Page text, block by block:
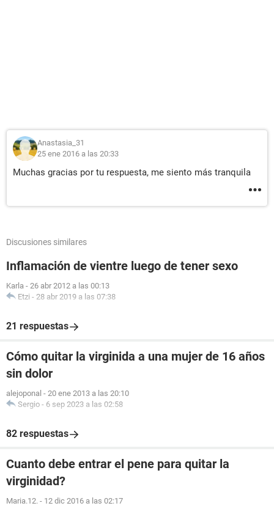
Anastasia_31
25 ene 2016 a las 20:33
Muchas gracias por tu respuesta, me siento más tranquila
Discusiones similares
Inflamación de vientre luego de tener sexo
Karla - 26 abr 2012 a las 00:13
Etzi - 28 abr 2019 a las 07:38
21 respuestas
Cómo quitar la virginida a una mujer de 16 años
sin dolor
alejoponal - 20 ene 2013 a las 20:10
Sergio - 6 sep 2023 a las 02:58
82 respuestas
Cuanto debe entrar el pene para quitar la
virginidad?
Maria.12. - 12 dic 2016 a las 02:17